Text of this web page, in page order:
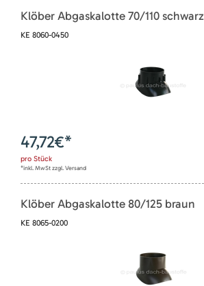
Klöber Abgaskalotte 70/110 schwarz
KE 8060-0450
47,72€*
pro Stück
*inkl. MwSt zzgl. Versand
Klöber Abgaskalotte 80/125 braun
KE 8065-0200